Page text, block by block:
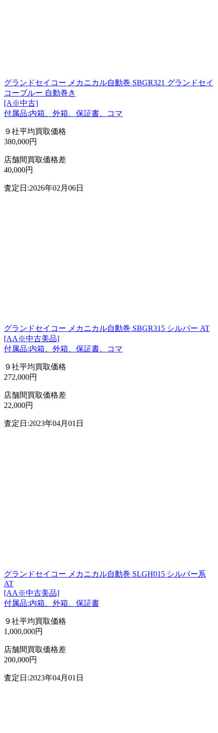
グランドセイコー メカニカル自動巻 SBGR321 グランドセイ
コーブルー 自動巻き
[A※中古]
付属品:内箱、外箱、保証書、コマ
９社平均買取価格
380,000円
店舗間買取価格差
40,000円
査定日:2026年02月06日
グランドセイコー メカニカル自動巻 SBGR315 シルバー AT
[AA※中古美品]
付属品:内箱、外箱、保証書、コマ
９社平均買取価格
272,000円
店舗間買取価格差
22,000円
査定日:2023年04月01日
グランドセイコー メカニカル自動巻 SLGH015 シルバー系
AT
[AA※中古美品]
付属品:内箱、外箱、保証書
９社平均買取価格
1,000,000円
店舗間買取価格差
200,000円
査定日:2023年04月01日